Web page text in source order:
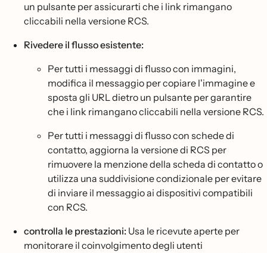
un pulsante per assicurarti che i link rimangano
cliccabili nella versione RCS.
Rivedere il flusso esistente:
Per tutti i messaggi di flusso con immagini,
modifica il messaggio per copiare l'immagine e
sposta gli URL dietro un pulsante per garantire
che i link rimangano cliccabili nella versione RCS.
Per tutti i messaggi di flusso con schede di
contatto, aggiorna la versione di RCS per
rimuovere la menzione della scheda di contatto o
utilizza una suddivisione condizionale per evitare
di inviare il messaggio ai dispositivi compatibili
con RCS.
controlla le prestazioni: Usa le ricevute aperte per
monitorare il coinvolgimento degli utenti